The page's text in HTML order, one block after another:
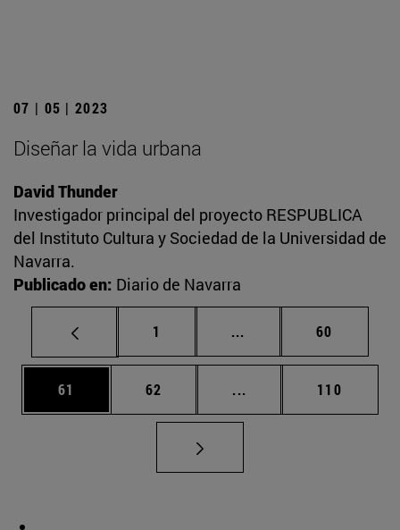
07 | 05 | 2023
Diseñar la vida urbana
David Thunder
Investigador principal del proyecto RESPUBLICA
del Instituto Cultura y Sociedad de la Universidad de
Navarra.
Publicado en: Diario de Navarra
Página
1 ... Páginas intermedias
Página
60
Página
61 Página
62 ... Páginas intermedias
Página
110